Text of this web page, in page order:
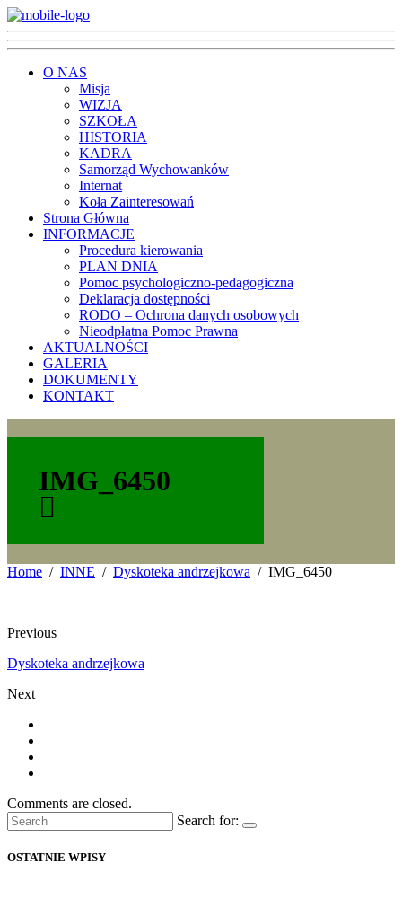
O NAS
Misja
WIZJA
SZKOŁA
HISTORIA
KADRA
Samorząd Wychowanków
Internat
Koła Zainteresowań
Strona Główna
INFORMACJE
Procedura kierowania
PLAN DNIA
Pomoc psychologiczno-pedagogiczna
Deklaracja dostępności
RODO – Ochrona danych osobowych
Nieodpłatna Pomoc Prawna
AKTUALNOŚCI
GALERIA
DOKUMENTY
KONTAKT
IMG_6450
Home INNE Dyskoteka andrzejkowa IMG_6450
Previous
Dyskoteka andrzejkowa
Next
Comments are closed.
Search for:
OSTATNIE WPISY